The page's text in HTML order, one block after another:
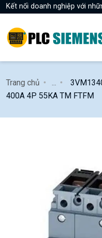
Kết nối doanh nghiệp với
Trang chủ
400A 4P 55KA TM FTFM